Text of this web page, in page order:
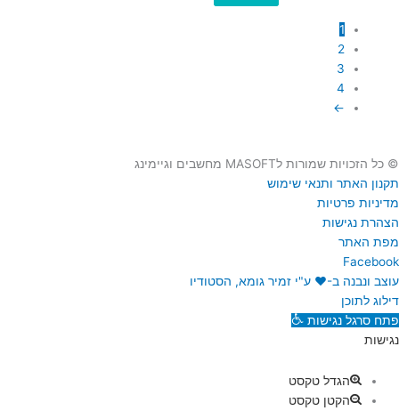
1
2
3
4
←
© כל הזכויות שמורות לMASOFT מחשבים וגיימינג
תקנון האתר ותנאי שימוש
מדיניות פרטיות
הצהרת נגישות
מפת האתר
Facebook
עוצב ונבנה ב-♥︎ ע"י זמיר גומא, הסטודיו
דילוג לתוכן
פתח סרגל נגישות
נגישות
הגדל טקסט
הקטן טקסט